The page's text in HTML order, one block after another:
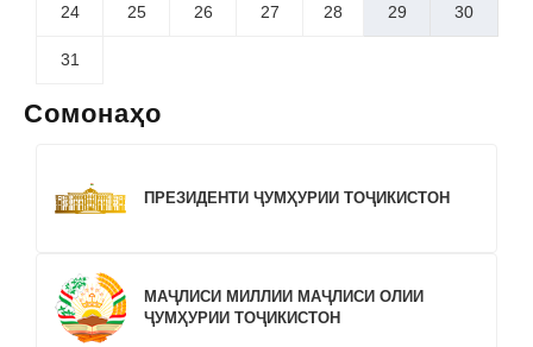
24 25 26 27 28 29 30
31
Сомонаҳо
ПРЕЗИДЕНТИ ҶУМҲУРИИ ТОҶИКИСТОН
МАҶЛИСИ МИЛЛИИ МАҶЛИСИ ОЛИИ
ҶУМҲУРИИ ТОҶИКИСТОН